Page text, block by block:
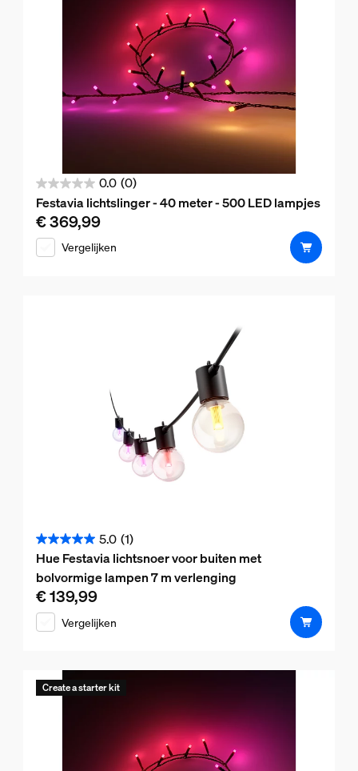
0.0 (0)
0.0
van
de
Festavia lichtslinger - 40 meter - 500 LED lampjes
De huidige prijs is € 369,99
€ 369,99
Vergelijken
5.0 (1)
5.0
van
de
5
sterren.
Hue Festavia lichtsnoer voor buiten met
bolvormige lampen 7 m verlenging
De huidige prijs is € 139,99
€ 139,99
Vergelijken
Create a starter kit